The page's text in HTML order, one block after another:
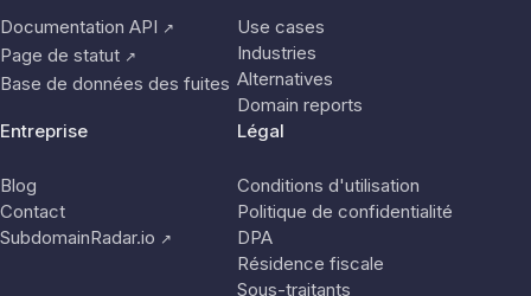
Documentation API ↗
Page de statut ↗
Base de données des fuites
Use cases
Industries
Alternatives
Domain reports
Entreprise
Blog
Contact
SubdomainRadar.io ↗
Légal
Conditions d'utilisation
Politique de confidentialité
DPA
Résidence fiscale
Sous-traitants